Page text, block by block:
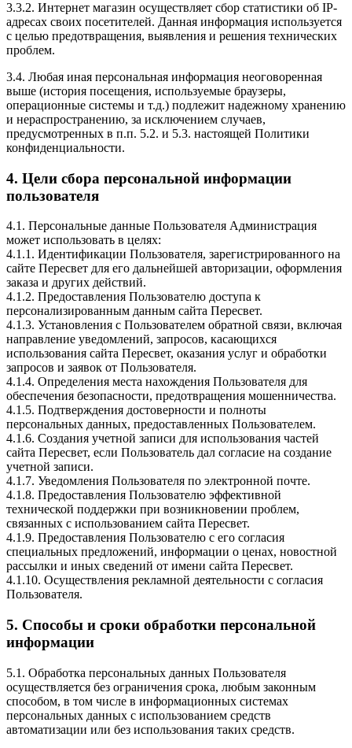
3.3.2. Интернет магазин осуществляет сбор статистики об IP-
адресах своих посетителей. Данная информация используется
с целью предотвращения, выявления и решения технических
проблем.
3.4. Любая иная персональная информация неоговоренная
выше (история посещения, используемые браузеры,
операционные системы и т.д.) подлежит надежному хранению
и нераспространению, за исключением случаев,
предусмотренных в п.п. 5.2. и 5.3. настоящей Политики
конфиденциальности.
4. Цели сбора персональной информации
пользователя
4.1. Персональные данные Пользователя Администрация
может использовать в целях:
4.1.1. Идентификации Пользователя, зарегистрированного на
сайте Пересвет для его дальнейшей авторизации, оформления
заказа и других действий.
4.1.2. Предоставления Пользователю доступа к
персонализированным данным сайта Пересвет.
4.1.3. Установления с Пользователем обратной связи, включая
направление уведомлений, запросов, касающихся
использования сайта Пересвет, оказания услуг и обработки
запросов и заявок от Пользователя.
4.1.4. Определения места нахождения Пользователя для
обеспечения безопасности, предотвращения мошенничества.
4.1.5. Подтверждения достоверности и полноты
персональных данных, предоставленных Пользователем.
4.1.6. Создания учетной записи для использования частей
сайта Пересвет, если Пользователь дал согласие на создание
учетной записи.
4.1.7. Уведомления Пользователя по электронной почте.
4.1.8. Предоставления Пользователю эффективной
технической поддержки при возникновении проблем,
связанных с использованием сайта Пересвет.
4.1.9. Предоставления Пользователю с его согласия
специальных предложений, информации о ценах, новостной
рассылки и иных сведений от имени сайта Пересвет.
4.1.10. Осуществления рекламной деятельности с согласия
Пользователя.
5. Способы и сроки обработки персональной
информации
5.1. Обработка персональных данных Пользователя
осуществляется без ограничения срока, любым законным
способом, в том числе в информационных системах
персональных данных с использованием средств
автоматизации или без использования таких средств.